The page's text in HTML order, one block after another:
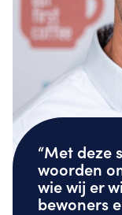
“Met deze
woorden
wie wij er
bewoners